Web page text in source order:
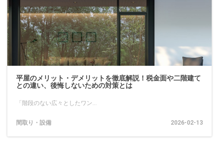
平屋のメリット・デメリットを徹底解説！税金面や二階建て
との違い、後悔しないための対策とは
「階段のない広々としたワン...
間取り・設備 2026-02-13